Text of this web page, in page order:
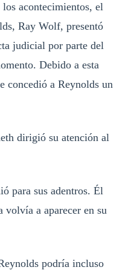
acontecimientos, el
Ray Wolf, presentó
judicial por parte del
Debido a esta
concedió a Reynolds un
dirigió su atención al
para sus adentros. Él
volvía a aparecer en su
podría incluso